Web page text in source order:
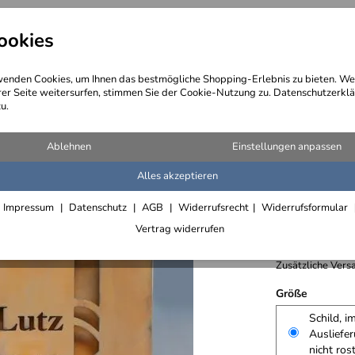
Cookies, um Ihnen das bestmögliche Shopping-Erlebnis zu bieten.
Seite weitersurfen, stimmen Sie der Cookie-Nutzung zu.
Ablehnen Einstellungen anpassen
Alles akzeptieren
Impressum Datenschutz AGB Widerrufsrecht
Widerrufsformular
Vertrag widerrufen
Wegebeschreibung @
und rostiger Normalstahl
Schild
Zusätzliche
Größe
Schild, im
nicht